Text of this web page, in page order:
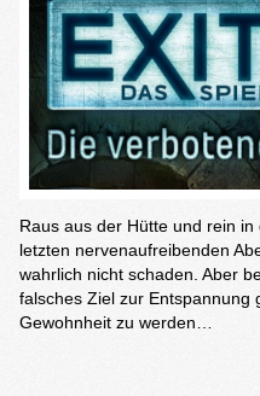
Raus aus der Hütte und rein
letzten nervenaufreibenden
wahrlich nicht schaden. Aber
falsches Ziel zur Entspannung
Gewohnheit zu werden…